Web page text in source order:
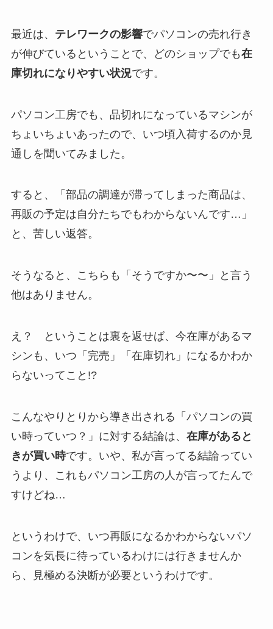
最近は、 テレワークの影響でパソコンの売れ行き
が伸びているということで、どのショップでも在
庫切れになりやすい状況です。
パソコン工房でも、品切れになっているマシンが
ちょいちょいあったので、いつ頃入荷するのか見
通しを聞いてみました。
すると、「部品の調達が滞ってしまった商品は、
再販の予定は自分たちでもわからないんです…」
と、苦しい返答。
そうなると、こちらも「そうですか〜〜」と言う
他はありません。
え？ ということは裏を返せば、今在庫があるマ
シンも、いつ「完売」「在庫切れ」になるかわか
らないってこと!?
こんなやりとりから導き出される「パソコンの買
い時っていつ？」に対する結論は、 在庫があると
きが買い時です。いや、私が言ってる結論ってい
うより、これもパソコン工房の人が言ってたんで
すけどね…
というわけで、いつ再販になるかわからないパソ
コンを気長に待っているわけには行きませんか
ら、見極める決断が必要というわけです。